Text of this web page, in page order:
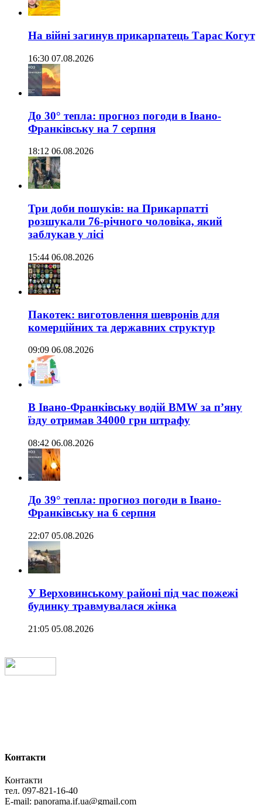
На війні загинув прикарпатець Тарас Когут
16:30 07.08.2026
До 30° тепла: прогноз погоди в Івано-
Франківську на 7 серпня
18:12 06.08.2026
Три доби пошуків: на Прикарпатті
розшукали 76-річного чоловіка, який
заблукав у лісі
15:44 06.08.2026
Пакотек: виготовлення шевронів для
комерційних та державних структур
09:09 06.08.2026
В Івано-Франківську водій BMW за п’яну
їзду отримав 34000 грн штрафу
08:42 06.08.2026
До 39° тепла: прогноз погоди в Івано-
Франківську на 6 серпня
22:07 05.08.2026
У Верховинському районі під час пожежі
будинку травмувалася жінка
21:05 05.08.2026
Контакти
Контакти
тел. 097-821-16-40
E-mail: panorama.if.ua@gmail.com